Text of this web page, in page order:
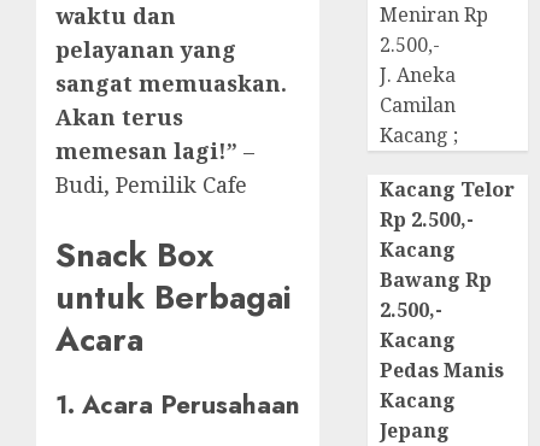
waktu dan
pelayanan yang
sangat memuaskan.
Akan terus
memesan lagi!” –
Budi, Pemilik Cafe
Snack Box
untuk Berbagai
Acara
1. Acara Perusahaan
Meniran Rp
2.500,-
J. Aneka
Camilan
Kacang ;
Kacang Telor
Rp 2.500,-
Kacang
Bawang Rp
2.500,-
Kacang
Pedas Manis
Kacang
Jepang